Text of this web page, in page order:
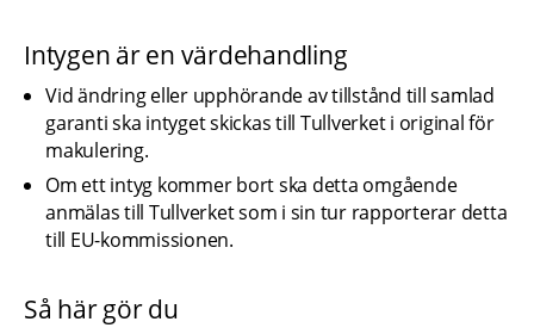
Intygen är en värdehandling
Vid ändring eller upphörande av tillstånd till samlad
garanti ska intyget skickas till Tullverket i original för
makulering.
Om ett intyg kommer bort ska detta omgående
anmälas till Tullverket som i sin tur rapporterar detta
till EU-kommissionen.
Så här gör du